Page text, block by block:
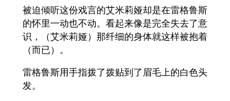
被迫倾听这份戏言的艾米莉娅却是在雷格鲁斯
的怀里一动也不动。看起来像是完全失去了意
识，（艾米莉娅）那纤细的身体就这样被抱着
（而已）。
雷格鲁斯用手指拨了拨贴到了眉毛上的白色头
发。